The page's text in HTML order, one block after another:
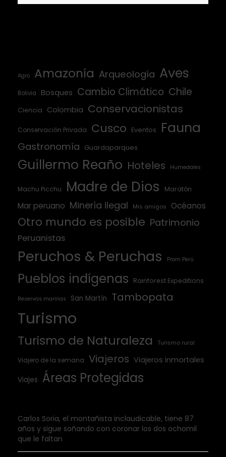
Agro Amazonía Arqueología Aves
Bolivia Bosques Cambio Climático Chile
Ciencia Colombia Conservacionistas
Conservación Privada Cusco Eventos Fauna
Gastronomía Guardaparques
Guillermo Reaño Hoteles Humedales
Machu Picchu Madre de Dios Maratón
Mar peruano Minería ilegal Mis amigos Océanos
Otro mundo es posible Patrimonio
Peruanistas
Peruchos & Peruchas Prom Perú
Pueblos indígenas Rainforest Expeditions
Reservas marinas San Martín Tambopata
Turismo
Turismo de Naturaleza Turismo rural
Viajero de la semana Viajeros Viajeros inmortales
Viajes Áreas Protegidas
Carlos Soria, el montañista inclaudicable, tiene 87
años y sigue soñando con coronar los dos ochomil
que le faltan